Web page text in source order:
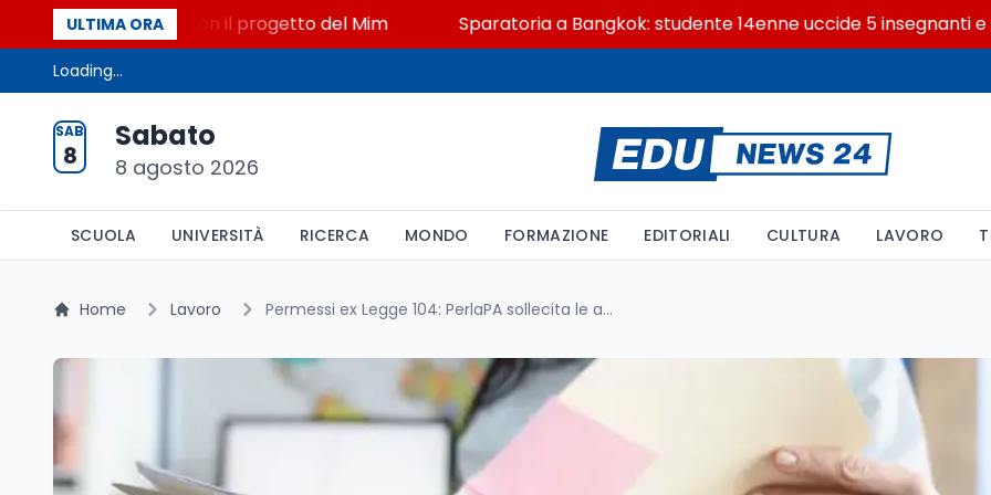
ULTIMA ORA
STEM a Lerici con il progetto del Mim Sparatoria a Bangkok: studente 14enne uccide 5 insegnanti e i nonni
Loading...
SAB
8
Sabato
8 agosto 2026
SCUOLA UNIVERSITÀ RICERCA MONDO FORMAZIONE EDITORIALI CULTURA LAVORO
Home Lavoro Permessi ex Legge 104: PerlaPA sollecita le amministrazioni pubbliche alla comunicazione dei dati entro il 31 marzo 2026